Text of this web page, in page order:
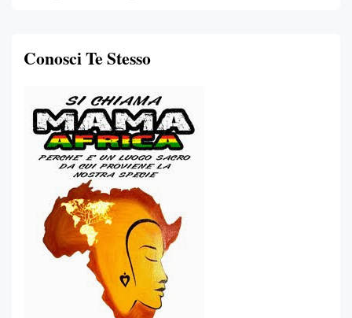
Conosci Te Stesso